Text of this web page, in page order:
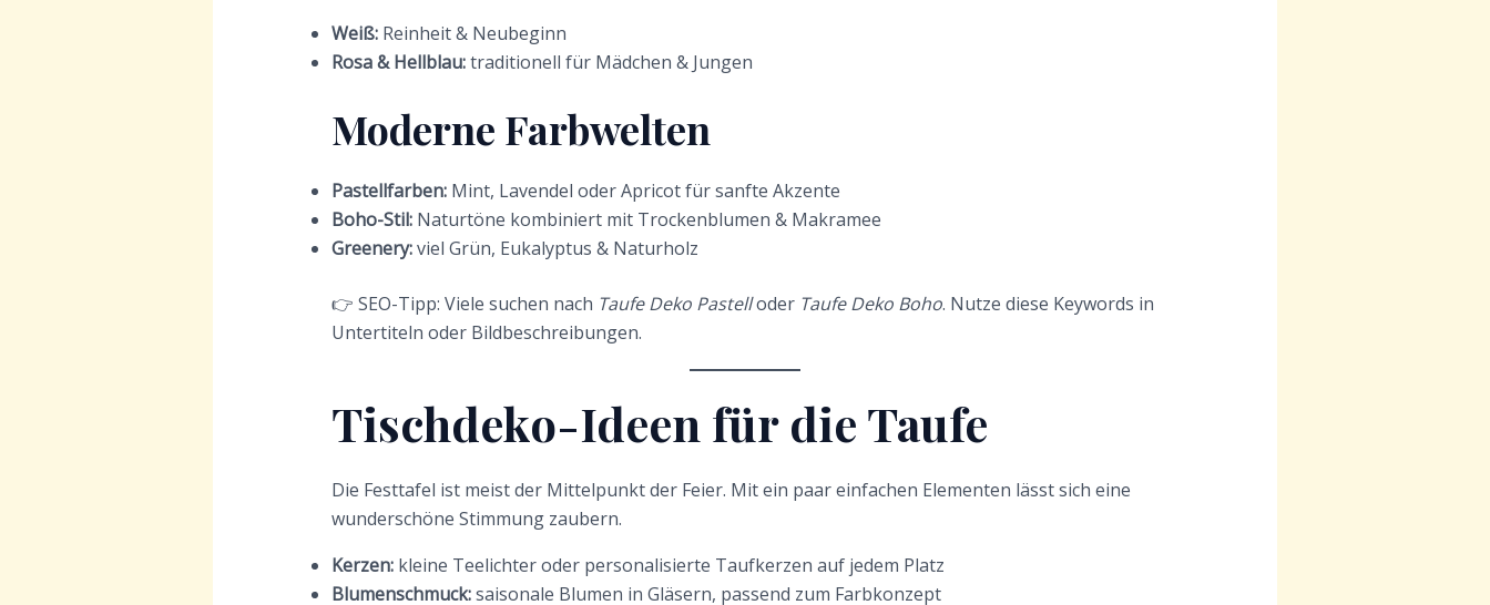
Weiß:Reinheit & Neubeginn
Rosa & Hellblau:traditionell für Mädchen & Jungen
Moderne Farbwelten
Pastellfarben:Mint, Lavendel oder Apricot für sanfte Akzente
Boho-Stil:Naturtöne kombiniert mit Trockenblumen & Makramee
Greenery:viel Grün, Eukalyptus & Naturholz
👉 SEO-Tipp: Viele suchen nach Taufe Deko Pastelloder Taufe Deko Boho. Nutze diese Keywords in
Untertiteln oder Bildbeschreibungen.
Tischdeko-Ideen für die Taufe
Die Festtafel ist meist der Mittelpunkt der Feier. Mit ein paar einfachen Elementen lässt sich eine
wunderschöne Stimmung zaubern.
Kerzen:kleine Teelichter oder personalisierte Taufkerzen auf jedem Platz
Blumenschmuck:saisonale Blumen in Gläsern, passend zum Farbkonzept